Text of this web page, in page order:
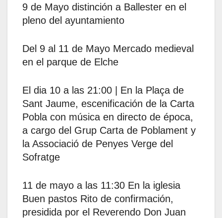
9 de Mayo distinción a Ballester en el
pleno del ayuntamiento
Del 9 al 11 de Mayo Mercado medieval
en el parque de Elche
El dia 10 a las 21:00 | En la Plaça de
Sant Jaume, escenificación de la Carta
Pobla con música en directo de época,
a cargo del Grup Carta de Poblament y
la Associació de Penyes Verge del
Sofratge
11 de mayo a las 11:30 En la iglesia
Buen pastos Rito de confirmación,
presidida por el Reverendo Don Juan